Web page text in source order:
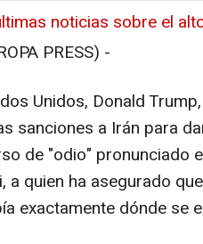
noticias sobre el
PRESS) -
Unidos, Donald
sanciones a Irán para
de "odio" pronunciado
a quien ha asegurado
exactamente dónde se